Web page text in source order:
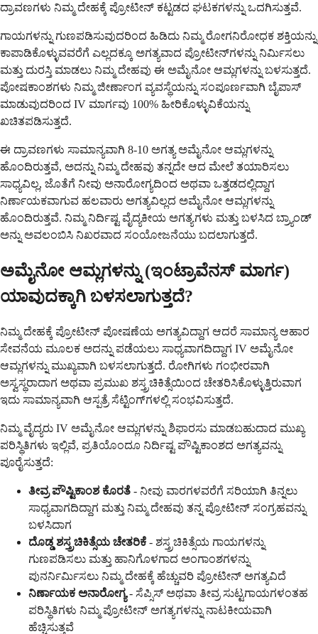
ದ್ರಾವಣಗಳು ನಿಮ್ಮ ದೇಹಕ್ಕೆ ಪ್ರೋಟೀನ್ ಕಟ್ಟಡದ ಘಟಕಗಳನ್ನು ಒದಗಿಸುತ್ತವೆ.
ಗಾಯಗಳನ್ನು ಗುಣಪಡಿಸುವುದರಿಂದ ಹಿಡಿದು ನಿಮ್ಮ ರೋಗನಿರೋಧಕ ಶಕ್ತಿಯನ್ನು
ಕಾಪಾಡಿಕೊಳ್ಳುವವರೆಗೆ ಎಲ್ಲದಕ್ಕೂ ಅಗತ್ಯವಾದ ಪ್ರೋಟೀನ್‌ಗಳನ್ನು ನಿರ್ಮಿಸಲು
ಮತ್ತು ದುರಸ್ತಿ ಮಾಡಲು ನಿಮ್ಮ ದೇಹವು ಈ ಅಮೈನೋ ಆಮ್ಲಗಳನ್ನು ಬಳಸುತ್ತದೆ.
ಪೋಷಕಾಂಶಗಳು ನಿಮ್ಮ ಜೀರ್ಣಾಂಗ ವ್ಯವಸ್ಥೆಯನ್ನು ಸಂಪೂರ್ಣವಾಗಿ ಬೈಪಾಸ್
ಮಾಡುವುದರಿಂದ IV ಮಾರ್ಗವು 100% ಹೀರಿಕೊಳ್ಳುವಿಕೆಯನ್ನು
ಖಚಿತಪಡಿಸುತ್ತದೆ.
ಈ ದ್ರಾವಣಗಳು ಸಾಮಾನ್ಯವಾಗಿ 8-10 ಅಗತ್ಯ ಅಮೈನೋ ಆಮ್ಲಗಳನ್ನು
ಹೊಂದಿರುತ್ತವೆ, ಅದನ್ನು ನಿಮ್ಮ ದೇಹವು ತನ್ನದೇ ಆದ ಮೇಲೆ ತಯಾರಿಸಲು
ಸಾಧ್ಯವಿಲ್ಲ, ಜೊತೆಗೆ ನೀವು ಅನಾರೋಗ್ಯದಿಂದ ಅಥವಾ ಒತ್ತಡದಲ್ಲಿದ್ದಾಗ
ನಿರ್ಣಾಯಕವಾಗುವ ಹಲವಾರು ಅಗತ್ಯವಿಲ್ಲದ ಅಮೈನೋ ಆಮ್ಲಗಳನ್ನು
ಹೊಂದಿರುತ್ತವೆ. ನಿಮ್ಮ ನಿರ್ದಿಷ್ಟ ವೈದ್ಯಕೀಯ ಅಗತ್ಯಗಳು ಮತ್ತು ಬಳಸಿದ ಬ್ರ್ಯಾಂಡ್
ಅನ್ನು ಅವಲಂಬಿಸಿ ನಿಖರವಾದ ಸಂಯೋಜನೆಯು ಬದಲಾಗುತ್ತದೆ.
ಅಮೈನೋ ಆಮ್ಲಗಳನ್ನು (ಇಂಟ್ರಾವೆನಸ್ ಮಾರ್ಗ)
ಯಾವುದಕ್ಕಾಗಿ ಬಳಸಲಾಗುತ್ತದೆ?
ನಿಮ್ಮ ದೇಹಕ್ಕೆ ಪ್ರೋಟೀನ್ ಪೋಷಣೆಯ ಅಗತ್ಯವಿದ್ದಾಗ ಆದರೆ ಸಾಮಾನ್ಯ ಆಹಾರ
ಸೇವನೆಯ ಮೂಲಕ ಅದನ್ನು ಪಡೆಯಲು ಸಾಧ್ಯವಾಗದಿದ್ದಾಗ IV ಅಮೈನೋ
ಆಮ್ಲಗಳನ್ನು ಮುಖ್ಯವಾಗಿ ಬಳಸಲಾಗುತ್ತದೆ. ರೋಗಿಗಳು ಗಂಭೀರವಾಗಿ
ಅಸ್ವಸ್ಥರಾದಾಗ ಅಥವಾ ಪ್ರಮುಖ ಶಸ್ತ್ರಚಿಕಿತ್ಸೆಯಿಂದ ಚೇತರಿಸಿಕೊಳ್ಳುತ್ತಿರುವಾಗ
ಇದು ಸಾಮಾನ್ಯವಾಗಿ ಆಸ್ಪತ್ರೆ ಸೆಟ್ಟಿಂಗ್‌ಗಳಲ್ಲಿ ಸಂಭವಿಸುತ್ತದೆ.
ನಿಮ್ಮ ವೈದ್ಯರು IV ಅಮೈನೋ ಆಮ್ಲಗಳನ್ನು ಶಿಫಾರಸು ಮಾಡಬಹುದಾದ ಮುಖ್ಯ
ಪರಿಸ್ಥಿತಿಗಳು ಇಲ್ಲಿವೆ, ಪ್ರತಿಯೊಂದೂ ನಿರ್ದಿಷ್ಟ ಪೌಷ್ಟಿಕಾಂಶದ ಅಗತ್ಯವನ್ನು
ಪೂರೈಸುತ್ತದೆ:
ತೀವ್ರ ಪೌಷ್ಟಿಕಾಂಶ ಕೊರತೆ - ನೀವು ವಾರಗಳವರೆಗೆ ಸರಿಯಾಗಿ ತಿನ್ನಲು
ಸಾಧ್ಯವಾಗದಿದ್ದಾಗ ಮತ್ತು ನಿಮ್ಮ ದೇಹವು ತನ್ನ ಪ್ರೋಟೀನ್ ಸಂಗ್ರಹವನ್ನು
ಬಳಸಿದಾಗ
ದೊಡ್ಡ ಶಸ್ತ್ರಚಿಕಿತ್ಸೆಯ ಚೇತರಿಕೆ - ಶಸ್ತ್ರಚಿಕಿತ್ಸೆಯ ಗಾಯಗಳನ್ನು
ಗುಣಪಡಿಸಲು ಮತ್ತು ಹಾನಿಗೊಳಗಾದ ಅಂಗಾಂಶಗಳನ್ನು
ಪುನರ್ನಿರ್ಮಿಸಲು ನಿಮ್ಮ ದೇಹಕ್ಕೆ ಹೆಚ್ಚುವರಿ ಪ್ರೋಟೀನ್ ಅಗತ್ಯವಿದೆ
ನಿರ್ಣಾಯಕ ಅನಾರೋಗ್ಯ- ಸೆಪ್ಸಿಸ್ ಅಥವಾ ತೀವ್ರ ಸುಟ್ಟಗಾಯಗಳಂತಹ
ಪರಿಸ್ಥಿತಿಗಳು ನಿಮ್ಮ ಪ್ರೋಟೀನ್ ಅಗತ್ಯಗಳನ್ನು ನಾಟಕೀಯವಾಗಿ
ಹೆಚ್ಚಿಸುತ್ತವೆ